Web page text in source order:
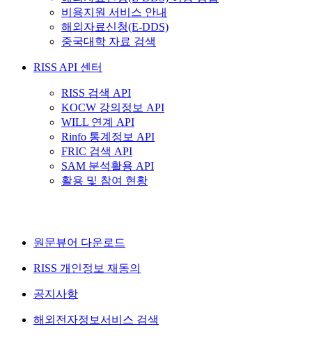
비용지원 서비스 안내
해외자료신청(E-DDS)
중국대학 자료 검색
RISS API 센터
RISS 검색 API
KOCW 강의정보 API
WILL 연계 API
Rinfo 통계정보 API
FRIC 검색 API
SAM 분석활용 API
활용 및 참여 현황
원문뷰어 다운로드
RISS 개인정보 재동의
공지사항
해외전자정보서비스 검색